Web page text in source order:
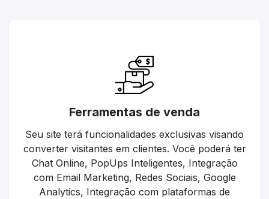
Ferramentas de venda
Seu site terá funcionalidades exclusivas visando
converter visitantes em clientes. Você poderá ter
Chat Online, PopUps Inteligentes, Integração
com Email Marketing, Redes Sociais, Google
Analytics, Integração com plataformas de